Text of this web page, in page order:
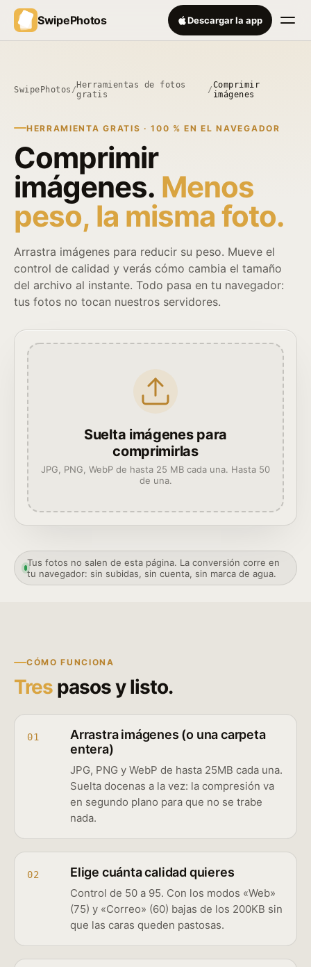
SwipePhotos Descargar la app
SwipePhotos / Herramientas de fotos
gratis
/Comprimir
imágenes
HERRAMIENTA GRATIS · 100 % EN EL NAVEGADOR
Comprimir
imágenes. Menos
peso, la misma foto.
Arrastra imágenes para reducir su peso. Mueve el
control de calidad y verás cómo cambia el tamaño
del archivo al instante. Todo pasa en tu navegador:
tus fotos no tocan nuestros servidores.
Suelta imágenes para
comprimirlas
JPG, PNG, WebP de hasta 25 MB cada una. Hasta 50
de una.
Tus fotos no salen de esta página. La conversión corre en
tu navegador: sin subidas, sin cuenta, sin marca de agua.
CÓMO FUNCIONA
Tres pasos y listo.
01
Arrastra imágenes (o una carpeta
entera)
JPG, PNG y WebP de hasta 25MB cada una.
Suelta docenas a la vez: la compresión va
en segundo plano para que no se trabe
nada.
02 Elige cuánta calidad quieres
Control de 50 a 95. Con los modos «Web»
(75) y «Correo» (60) bajas de los 200KB sin
que las caras queden pastosas.